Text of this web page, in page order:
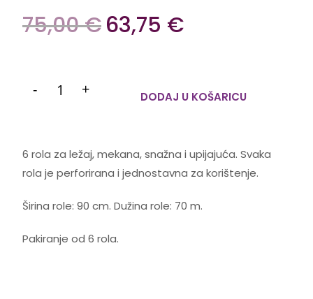
75,00€63,75 €
- + DODAJ U KOŠARICU
6 rola za ležaj, mekana, snažna i upijajuća. Svaka
rola je perforirana i jednostavna za korištenje.
Širina role: 90 cm. Dužina role: 70 m.
Pakiranje od 6 rola.